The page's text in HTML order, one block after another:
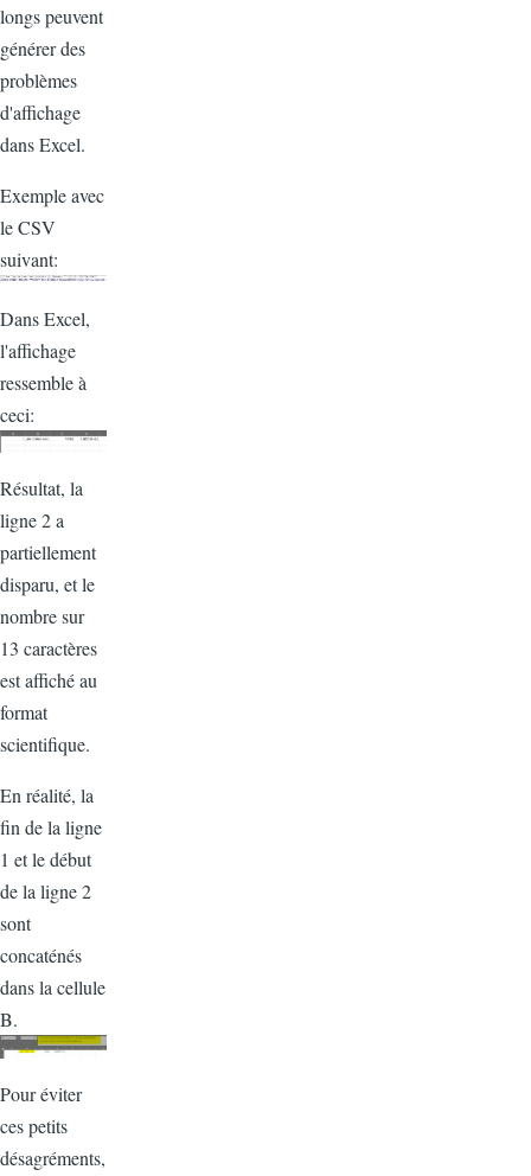
longs peuvent
générer des
problèmes
d'affichage
dans Excel.
Exemple avec
le CSV
suivant:
Dans Excel,
l'affichage
ressemble à
ceci:
Résultat, la
ligne 2 a
partiellement
disparu, et le
nombre sur
13 caractères
est affiché au
format
scientifique.
En réalité, la
fin de la ligne
1 et le début
de la ligne 2
sont
concaténés
dans la cellule
B.
Pour éviter
ces petits
désagréments,